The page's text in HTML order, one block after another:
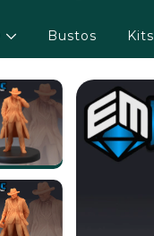
Bustos Kits